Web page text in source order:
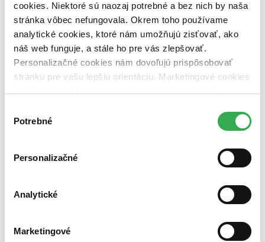
cookies. Niektoré sú naozaj potrebné a bez nich by naša
stránka vôbec nefungovala. Okrem toho používame
analytické cookies, ktoré nám umožňujú zisťovať, ako
náš web funguje, a stále ho pre vás zlepšovať.
Personalizačné cookies nám dovoľujú prispôsobovať
stránku pre vašu lepšiu orientáciu. Marketingové cookies
nám pomohlo, keby sme mohli používať všetky tieto
súhlasu
Potrebné
Personalizačné
Analytické
Marketingové
Nové / čítané
nová (0 titulov)nová
čítaná (0 titulov)čítaná
čítaná - výborný stav (0 titulov)
čítaná - výborný stav
čítaná - mierne opotrebovaná (0 titulov)čítaná - mierne
opotrebovaná
čítané verzie vypredaných kníh (0 titulov)čítané verzie
Bestsellery
Top hodnotené
Najlacnejšie